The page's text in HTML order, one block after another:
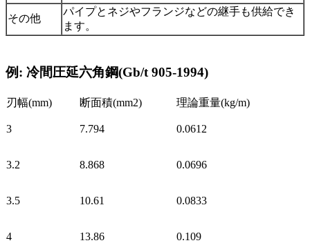
その他
パイプとネジやフランジなどの継手も供給でき
ます。
例: 冷間圧延六角鋼(Gb/t 905-1994)
刃幅(mm) 断面積(mm2) 理論重量(kg/m)
3 7.794 0.0612
3.2 8.868 0.0696
3.5 10.61 0.0833
4 13.86 0.109